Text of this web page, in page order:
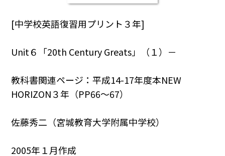
[中学校英語復習用プリント３年]
Unit６「20th Century Greats」（１）－
教科書関連ページ：平成14-17年度本NEW
HORIZON３年（PP66～67）
佐藤秀二（宮城教育大学附属中学校）
2005年１月作成